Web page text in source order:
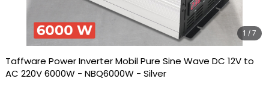
1 / 7
Taffware Power Inverter Mobil Pure Sine Wave DC 12V to
AC 220V 6000W - NBQ6000W - Silver